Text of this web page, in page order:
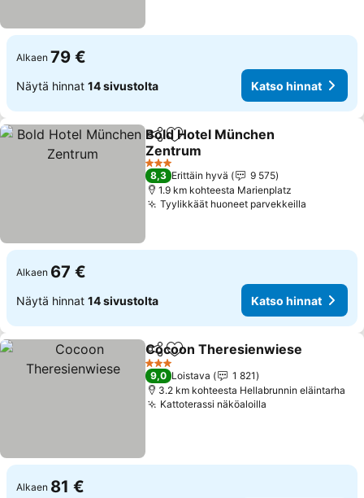
Alkaen 79 €
Näytä hinnat 14 sivustolta Katso hinnat
Jaa Lisää suosikkeihin
Bold Hotel München
Zentrum
3 Tähtiluokitus
8,3 Erittäin hyvä
9 575
1.9 km kohteesta Marienplatz
Tyylikkäät huoneet parvekkeilla
Alkaen 67 €
Näytä hinnat 14 sivustolta Katso hinnat
Jaa Lisää suosikkeihin
Cocoon Theresienwiese
3 Tähtiluokitus
9,0 Loistava
1 821
3.2 km kohteesta Hellabrunnin eläintarha
Kattoterassi näköaloilla
Alkaen 81 €